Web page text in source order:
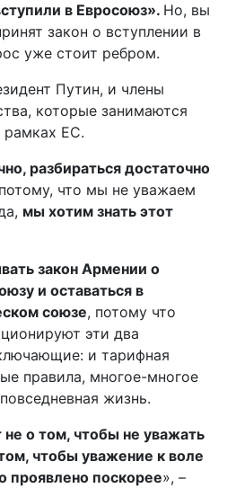
в Евросоюз». Но, вы
закон о вступлении в
уже стоит ребром.
Путин, и члены
которые занимаются
рамках ЕС.
разбираться достаточно
что мы не уважаем
мы хотим знать этот
закон Армении о
и оставаться в
союзе, потому что
эти два
и тарифная
правила, многое-многое
жизнь.
не о том, чтобы не уважать
чтобы уважение к воле
проявлено поскорее», –